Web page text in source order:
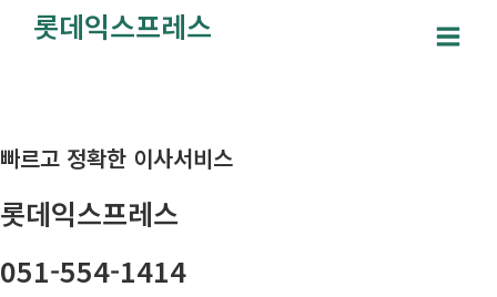
너
기
롯데익스프레스
Main
빠르고 정확한 이사서비스
롯데익스프레스
051-554-1414